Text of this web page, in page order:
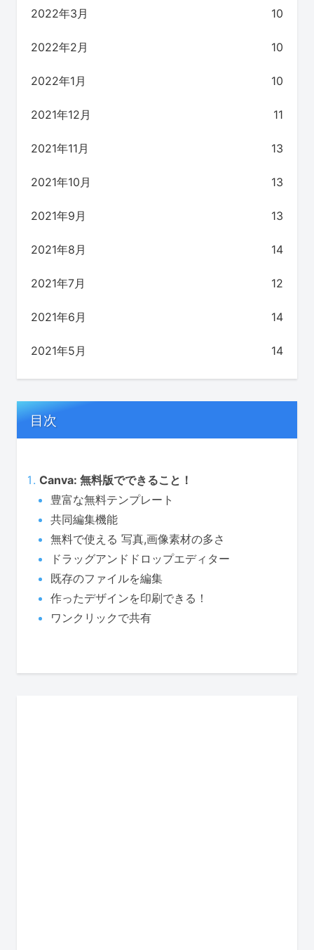
2022年3月 10
2022年2月 10
2022年1月 10
2021年12月 11
2021年11月 13
2021年10月 13
2021年9月 13
2021年8月 14
2021年7月 12
2021年6月 14
2021年5月 14
目次
Canva: 無料版でできること！
豊富な無料テンプレート
共同編集機能
無料で使える 写真,画像素材の多さ
ドラッグアンドドロップエディター
既存のファイルを編集
作ったデザインを印刷できる！
ワンクリックで共有